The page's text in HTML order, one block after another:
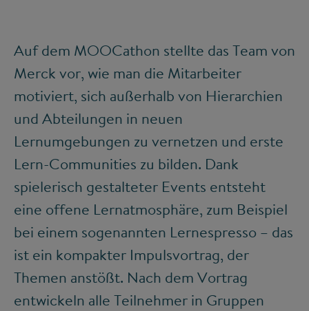
Auf dem MOOCathon stellte das Team von
Merck vor, wie man die Mitarbeiter
motiviert, sich außerhalb von Hierarchien
und Abteilungen in neuen
Lernumgebungen zu vernetzen und erste
Lern-Communities zu bilden. Dank
spielerisch gestalteter Events entsteht
eine offene Lernatmosphäre, zum Beispiel
bei einem sogenannten Lernespresso – das
ist ein kompakter Impulsvortrag, der
Themen anstößt. Nach dem Vortrag
entwickeln alle Teilnehmer in Gruppen